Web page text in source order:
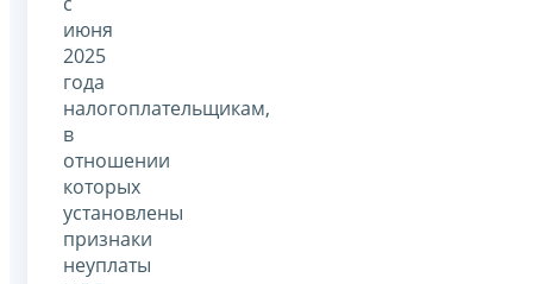
июня
2025
года
налогоплательщикам,
в
отношении
которых
установлены
признаки
неуплаты